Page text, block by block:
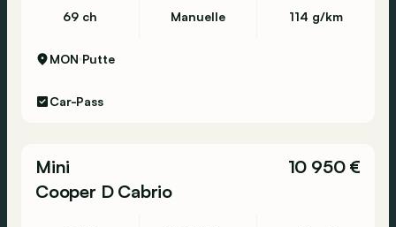
69 ch Manuelle 114 g/km
MON Putte
Car-Pass
Mini
Cooper D Cabrio
10 950 €